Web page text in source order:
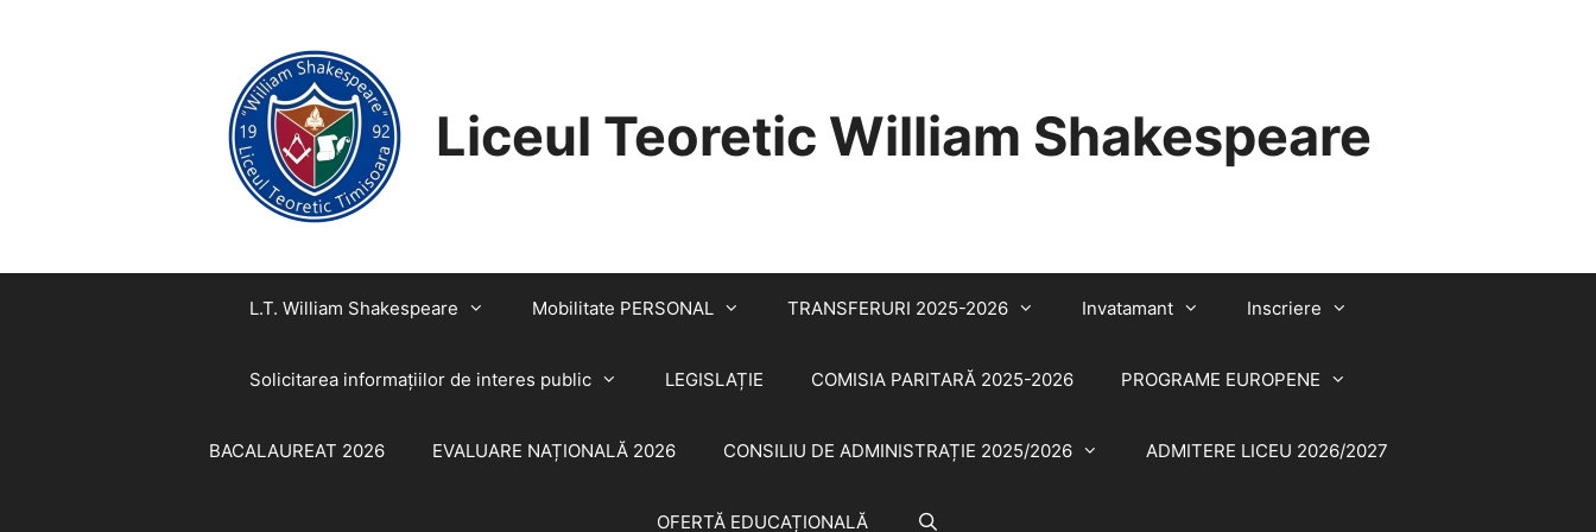
Liceul Teoretic William Shakespeare
L.T. William Shakespeare Mobilitate PERSONAL TRANSFERURI 2025-2026 Invatamant Inscriere
Solicitarea informaţiilor de interes public LEGISLAȚIE COMISIA PARITARĂ 2025-2026 PROGRAME EUROPENE
BACALAUREAT 2026 EVALUARE NAȚIONALĂ 2026 CONSILIU DE ADMINISTRAȚIE 2025/2026 ADMITERE LICEU 2026/2027
OFERTĂ EDUCAȚIONALĂ